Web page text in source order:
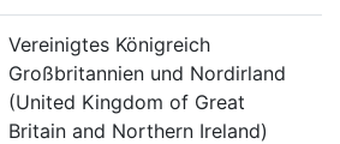
Vereinigtes Königreich
Großbritannien und Nordirland
(United Kingdom of Great
Britain and Northern Ireland)